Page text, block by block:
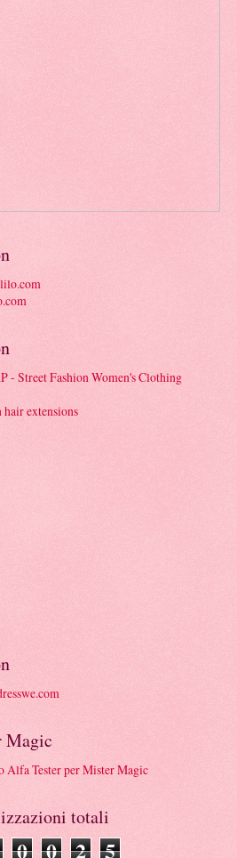
Magic
totali
0 0 2 5